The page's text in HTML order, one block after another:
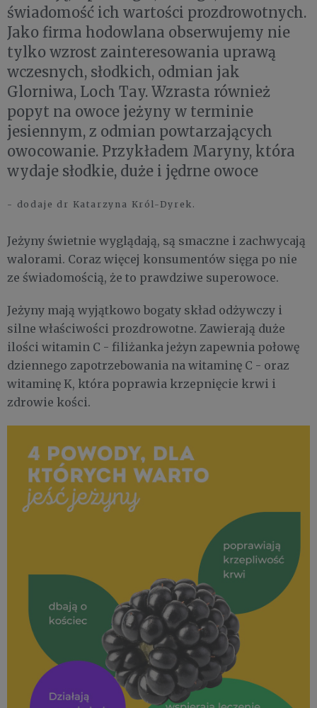
świadomość ich wartości prozdrowotnych.
Jako firma hodowlana obserwujemy nie
tylko wzrost zainteresowania uprawą
wczesnych, słodkich, odmian jak
Glorniwa, Loch Tay. Wzrasta również
popyt na owoce jeżyny w terminie
jesiennym, z odmian powtarzających
owocowanie. Przykładem Maryny, która
wydaje słodkie, duże i jędrne owoce
- dodaje dr Katarzyna Król-Dyrek.
Jeżyny świetnie wyglądają, są smaczne i zachwycają
walorami. Coraz więcej konsumentów sięga po nie
ze świadomością, że to prawdziwe superowoce.
Jeżyny mają wyjątkowo bogaty skład odżywczy i
silne właściwości prozdrowotne. Zawierają duże
ilości witamin C - filiżanka jeżyn zapewnia połowę
dziennego zapotrzebowania na witaminę C - oraz
witaminę K, która poprawia krzepnięcie krwi i
zdrowie kości.